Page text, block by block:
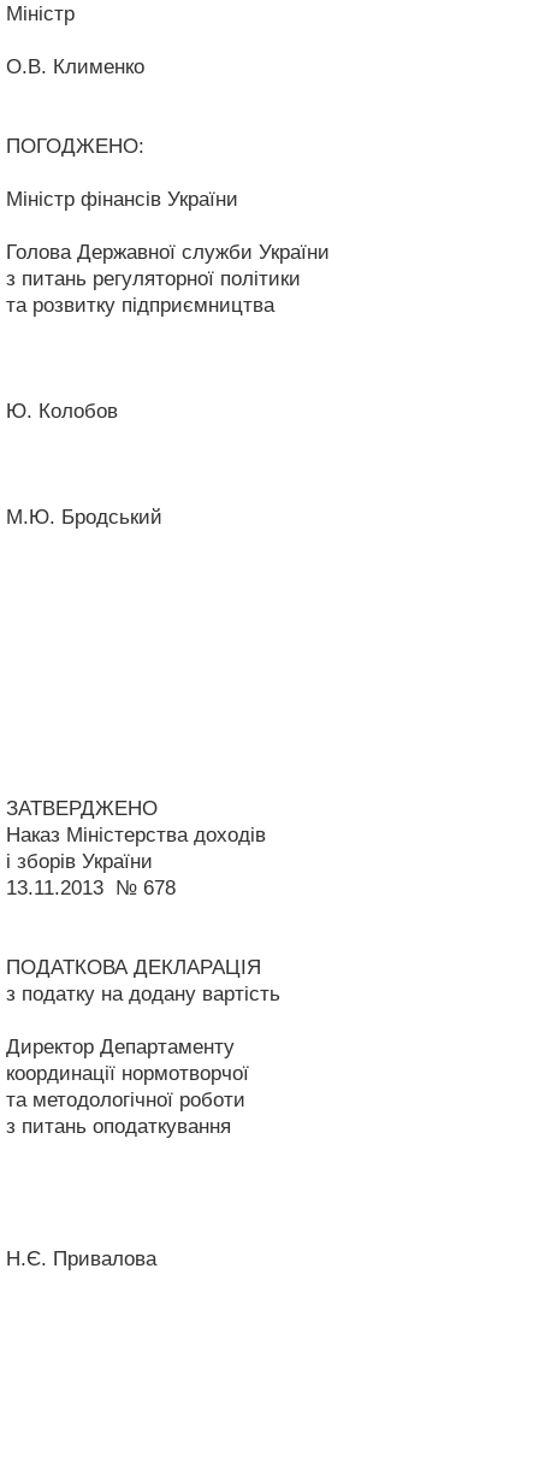
Міністр
О.В. Клименко
ПОГОДЖЕНО:
Міністр фінансів України
Голова Державної служби України
з питань регуляторної політики
та розвитку підприємництва
Ю. Колобов
М.Ю. Бродський
ЗАТВЕРДЖЕНО
Наказ Міністерства доходів
і зборів України
13.11.2013 № 678
ПОДАТКОВА ДЕКЛАРАЦІЯ
з податку на додану вартість
Директор Департаменту
координації нормотворчої
та методологічної роботи
з питань оподаткування
Н.Є. Привалова